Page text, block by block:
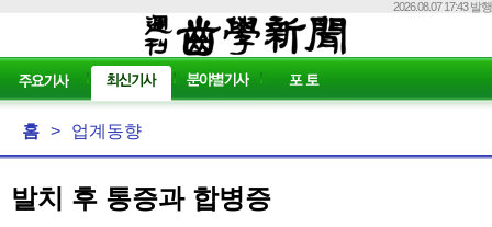
2026.08.07 17:43 발행
홈 > 업계동향
발치 후 통증과 합병증